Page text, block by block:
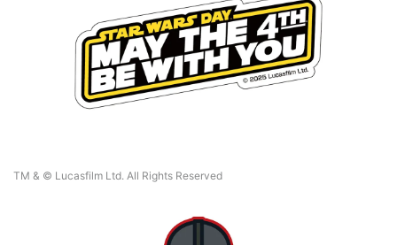
TM & © Lucasfilm Ltd. All Rights Reserved